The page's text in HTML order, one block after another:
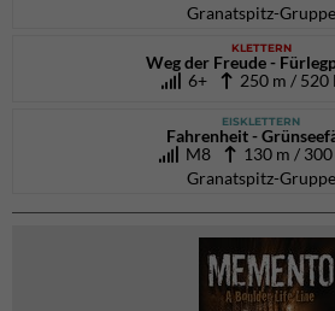
Granatspitz-Gruppe
KLETTERN
Weg der Freude -
6+
250 m / 520
EISKLETTERN
Fahrenheit -
M8 130 m / 300
Granatspitz-Gruppe